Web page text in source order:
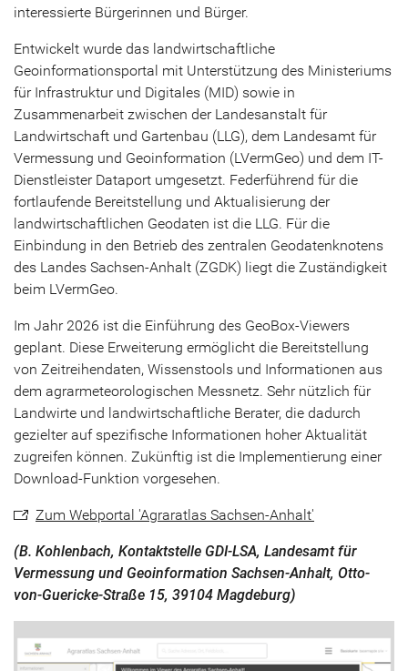
interessierte Bürgerinnen und Bürger.
Entwickelt wurde das landwirtschaftliche
Geoinformationsportal mit Unterstützung des Ministeriums
für Infrastruktur und Digitales (MID) sowie in
Zusammenarbeit zwischen der Landesanstalt für
Landwirtschaft und Gartenbau (LLG), dem Landesamt für
Vermessung und Geoinformation (LVermGeo) und dem IT-
Dienstleister Dataport umgesetzt. Federführend für die
fortlaufende Bereitstellung und Aktualisierung der
landwirtschaftlichen Geodaten ist die LLG. Für die
Einbindung in den Betrieb des zentralen Geodatenknotens
des Landes Sachsen-Anhalt (ZGDK) liegt die Zuständigkeit
beim LVermGeo.
Im Jahr 2026 ist die Einführung des GeoBox-Viewers
geplant. Diese Erweiterung ermöglicht die Bereitstellung
von Zeitreihendaten, Wissenstools und Informationen aus
dem agrarmeteorologischen Messnetz. Sehr nützlich für
Landwirte und landwirtschaftliche Berater, die dadurch
gezielter auf spezifische Informationen hoher Aktualität
zugreifen können. Zukünftig ist die Implementierung einer
Download-Funktion vorgesehen.
Zum Webportal 'Agraratlas Sachsen-Anhalt'
(B. Kohlenbach, Kontaktstelle GDI-LSA, Landesamt für
Vermessung und Geoinformation Sachsen-Anhalt, Otto-
von-Guericke-Straße 15, 39104 Magdeburg)